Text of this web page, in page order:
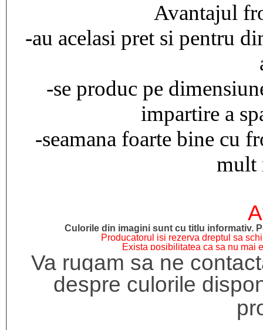
Avantajul
-au acelasi pret si pentru
-se produc pe
impartire a
-seamana foarte bine cu
mult
Culorile din imagini sunt cu titlu informativ.
Producatorul isi rezerva dreptul sa
Exista posibilitatea ca sa nu mai
Va rugam sa ne
despre culorile